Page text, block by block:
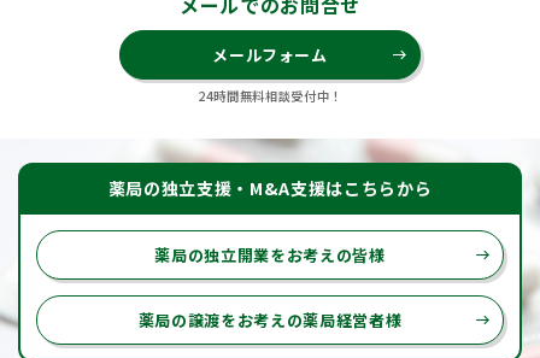
メールフォーム east
24時間無料相談受付中！
薬局の独立支援・M&A支援はこちらから
薬局の独立開業をお考えの皆様 east
薬局の譲渡をお考えの薬局経営者様 east